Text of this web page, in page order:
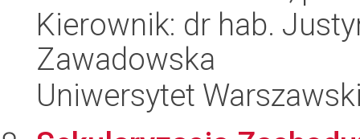
Kierownik: dr hab.
Zawadowska
Uniwersytet